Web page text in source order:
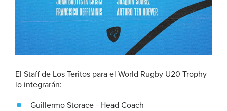
El Staff de Los Teritos para el World Rugby U20 Trophy
lo integrarán:
Guillermo Storace - Head Coach